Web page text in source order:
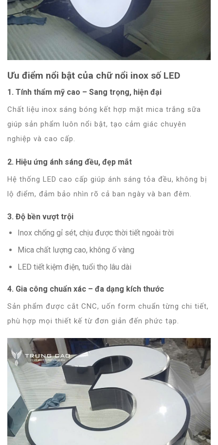
Ưu điểm nổi bật của chữ nổi inox số LED
1. Tính thẩm mỹ cao – Sang trọng, hiện đại
Chất liệu inox sáng bóng kết hợp mặt mica trắng sữa
giúp sản phẩm luôn nổi bật, tạo cảm giác chuyên
nghiệp và cao cấp.
2. Hiệu ứng ánh sáng đều, đẹp mắt
Hệ thống LED cao cấp giúp ánh sáng tỏa đều, không bị
lộ điểm, đảm bảo nhìn rõ cả ban ngày và ban đêm.
3. Độ bền vượt trội
Inox chống gỉ sét, chịu được thời tiết ngoài trời
Mica chất lượng cao, không ố vàng
LED tiết kiệm điện, tuổi thọ lâu dài
4. Gia công chuẩn xác – đa dạng kích thước
Sản phẩm được cắt CNC, uốn form chuẩn từng chi tiết,
phù hợp mọi thiết kế từ đơn giản đến phức tạp.